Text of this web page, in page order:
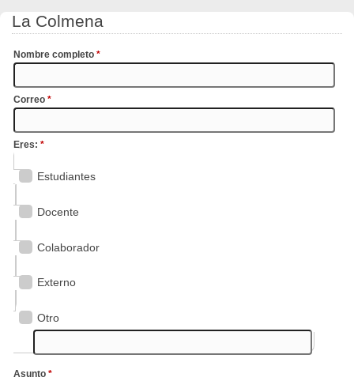
La Colmena
Nombre completo *
Correo *
Eres: *
Estudiantes
Docente
Colaborador
Externo
Otro
Asunto *